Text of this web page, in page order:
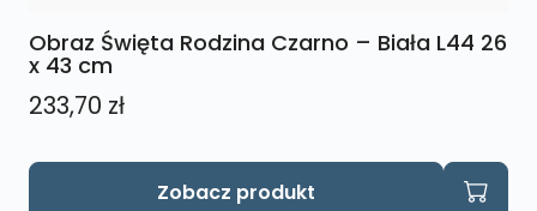
Obraz Święta Rodzina Czarno – Biała L44 26
x 43 cm
233,70 zł
Zobacz produkt